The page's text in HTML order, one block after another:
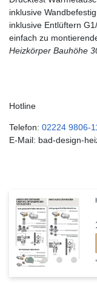
inklusive
inklusive Entlüftern
einfach zu
Heizkörper Bauhöhe
Hotline
Telefon: 02224 9806-
E-Mail: bad-design-